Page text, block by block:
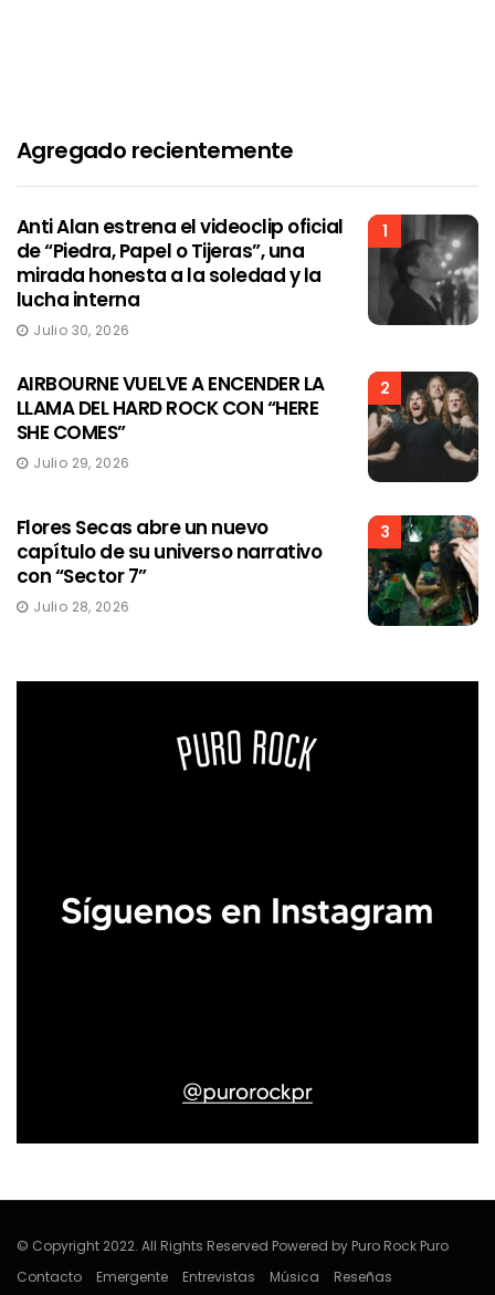
Agregado recientemente
1
Anti Alan estrena el videoclip oficial
de “Piedra, Papel o Tijeras”, una
mirada honesta a la soledad y la
lucha interna
Julio 30, 2026
2
AIRBOURNE VUELVE A ENCENDER LA
LLAMA DEL HARD ROCK CON “HERE
SHE COMES”
Julio 29, 2026
3
Flores Secas abre un nuevo
capítulo de su universo narrativo
con “Sector 7”
Julio 28, 2026
© Copyright 2022. All Rights Reserved Powered by Puro Rock Puro
Contacto
Emergente Entrevistas Música Reseñas